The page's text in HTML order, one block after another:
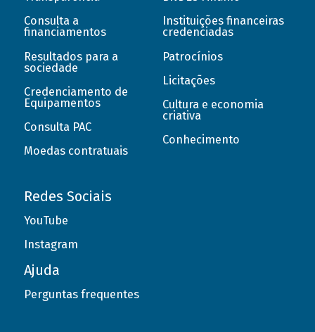
Consulta a
financiamentos
Resultados para a
sociedade
Credenciamento de
Equipamentos
Consulta PAC
Moedas contratuais
Instituições financeiras
credenciadas
Patrocínios
Licitações
Cultura e economia
criativa
Conhecimento
Redes Sociais
YouTube
Instagram
Ajuda
Perguntas frequentes